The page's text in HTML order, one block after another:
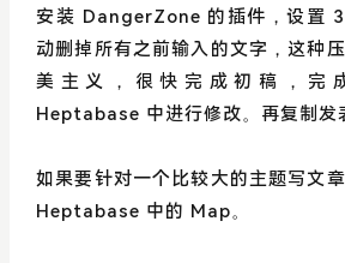
安装 DangerZone 的插件，设置
动删掉所有之前输入的文字，这种
美主义，很快完成初稿，完
Heptabase 中进行修改。再复制发
如果要针对一个比较大的主题写文
Heptabase 中的 Map。